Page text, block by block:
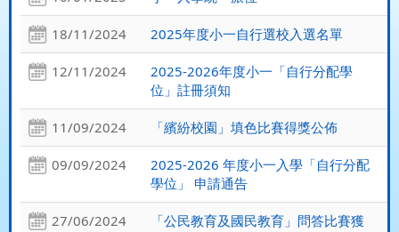
18/11/2024 2025年度小一自行選校入選名單
12/11/2024
2025-2026年度小一「自行分配學
位」註冊須知
11/09/2024 「繽紛校園」填色比賽得獎公佈
09/09/2024
2025-2026 年度小一入學「自行分配
學位」 申請通告
27/06/2024
「公民教育及國民教育」問答比賽獲